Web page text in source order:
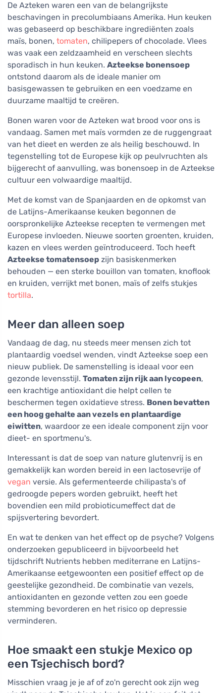
De Azteken waren een van de belangrijkste
beschavingen in precolumbiaans Amerika. Hun keuken
was gebaseerd op beschikbare ingrediënten zoals
maïs, bonen, tomaten, chilipepers of chocolade. Vlees
was vaak een zeldzaamheid en verscheen slechts
sporadisch in hun keuken. Azteekse bonensoep
ontstond daarom als de ideale manier om
basisgewassen te gebruiken en een voedzame en
duurzame maaltijd te creëren.
Bonen waren voor de Azteken wat brood voor ons is
vandaag. Samen met maïs vormden ze de ruggengraat
van het dieet en werden ze als heilig beschouwd. In
tegenstelling tot de Europese kijk op peulvruchten als
bijgerecht of aanvulling, was bonensoep in de Azteekse
cultuur een volwaardige maaltijd.
Met de komst van de Spanjaarden en de opkomst van
de Latijns-Amerikaanse keuken begonnen de
oorspronkelijke Azteekse recepten te vermengen met
Europese invloeden. Nieuwe soorten groenten, kruiden,
kazen en vlees werden geïntroduceerd. Toch heeft
Azteekse tomatensoep zijn basiskenmerken
behouden — een sterke bouillon van tomaten, knoflook
en kruiden, verrijkt met bonen, maïs of zelfs stukjes
tortilla.
Meer dan alleen soep
Vandaag de dag, nu steeds meer mensen zich tot
plantaardig voedsel wenden, vindt Azteekse soep een
nieuw publiek. De samenstelling is ideaal voor een
gezonde levensstijl. Tomaten zijn rijk aan lycopeen,
een krachtige antioxidant die helpt cellen te
beschermen tegen oxidatieve stress. Bonen bevatten
een hoog gehalte aan vezels en plantaardige
eiwitten, waardoor ze een ideale component zijn voor
dieet- en sportmenu's.
Interessant is dat de soep van nature glutenvrij is en
gemakkelijk kan worden bereid in een lactosevrije of
vegan versie. Als gefermenteerde chilipasta's of
gedroogde pepers worden gebruikt, heeft het
bovendien een mild probioticumeffect dat de
spijsvertering bevordert.
En wat te denken van het effect op de psyche? Volgens
onderzoeken gepubliceerd in bijvoorbeeld het
tijdschrift Nutrients hebben mediterrane en Latijns-
Amerikaanse eetgewoonten een positief effect op de
geestelijke gezondheid. De combinatie van vezels,
antioxidanten en gezonde vetten zou een goede
stemming bevorderen en het risico op depressie
verminderen.
Hoe smaakt een stukje Mexico op
een Tsjechisch bord?
Misschien vraag je je af of zo'n gerecht ook zijn weg